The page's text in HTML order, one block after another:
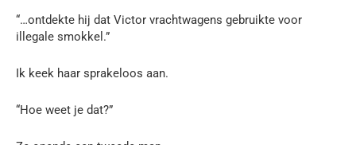
“…ontdekte hij dat Victor vrachtwagens gebruikte voor
illegale smokkel.”
Ik keek haar sprakeloos aan.
“Hoe weet je dat?”